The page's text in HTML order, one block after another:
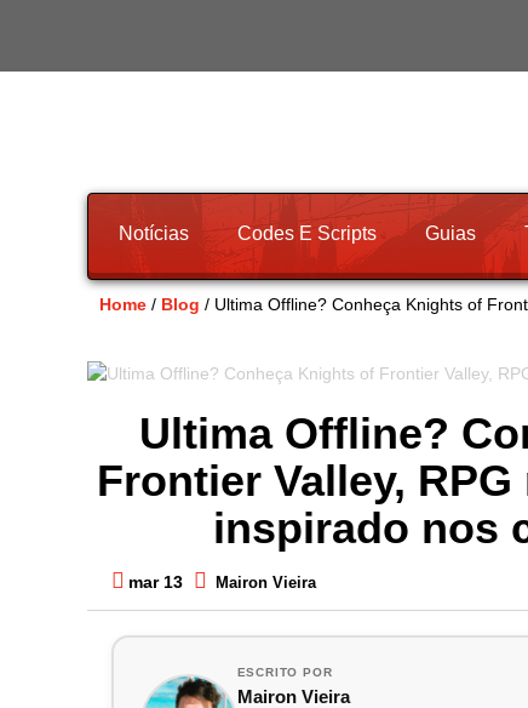
Notícias Codes E Scripts Guias
Home / Blog / Ultima Offline? Conheça Knights of
Ultima Offline?
Frontier Valley,
inspirado nos
mar 13 Mairon Vieira
ESCRITO POR
Mairon Vieira